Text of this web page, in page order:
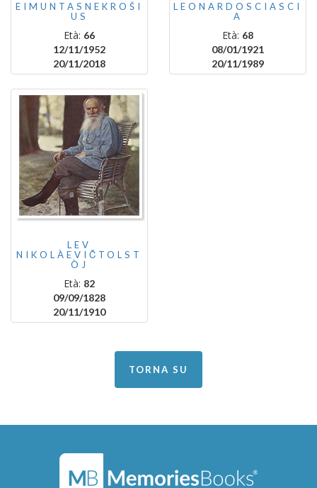
EIMUNTASNEKROŠI
US
Età: 66
12/11/1952
20/11/2018
LEONARDOSCIASCI
A
Età: 68
08/01/1921
20/11/1989
LEV
NIKOLÀEVIČTOLST
ÒJ
Età: 82
09/09/1828
20/11/1910
TORNA SU